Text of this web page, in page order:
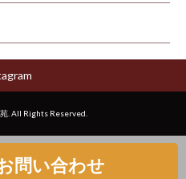
. All Rights Reserved.
問い合わせ